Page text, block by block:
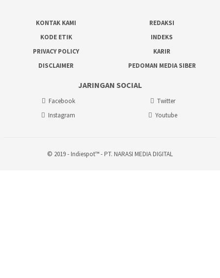
KONTAK KAMI
REDAKSI
KODE ETIK
INDEKS
PRIVACY POLICY
KARIR
DISCLAIMER
PEDOMAN MEDIA SIBER
JARINGAN SOCIAL
Facebook
Twitter
Instagram
Youtube
© 2019 - Indiespot™ - PT. NARASI MEDIA DIGITAL